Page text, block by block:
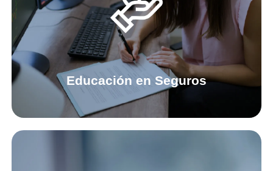
Educación en Seguros
Conoce los distintos términos y
definiciones en el mundo de los
Seguros.